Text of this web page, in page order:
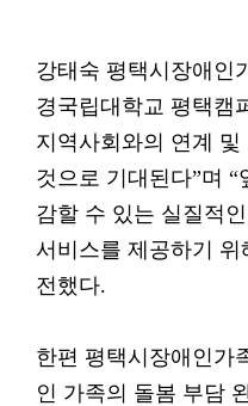
강태숙 평택시장애인
경국립대학교 평택캠
지역사회와의 연계
것으로 기대된다”며 “
감할 수 있는 실질적
서비스를 제공하기
전했다.
한편 평택시장애인가
인 가족의 돌봄 부담